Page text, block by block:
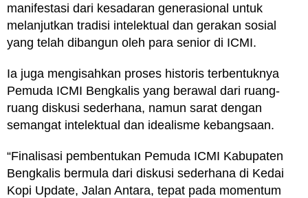
manifestasi dari kesadaran generasional untuk
melanjutkan tradisi intelektual dan gerakan sosial
yang telah dibangun oleh para senior di ICMI.
Ia juga mengisahkan proses historis terbentuknya
Pemuda ICMI Bengkalis yang berawal dari ruang-
ruang diskusi sederhana, namun sarat dengan
semangat intelektual dan idealisme kebangsaan.
“Finalisasi pembentukan Pemuda ICMI Kabupaten
Bengkalis bermula dari diskusi sederhana di Kedai
Kopi Update, Jalan Antara, tepat pada momentum